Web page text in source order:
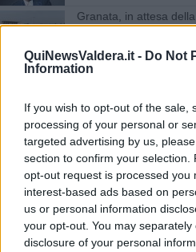
QuiNewsValdera.it - Do Not
Information
If you wish to opt-out of the sale,
processing of your personal or
targeted advertising by us,
section to confirm your selection.
opt-out request is processed you
interest-based ads based on
us or personal information
your opt-out. You may
disclosure of your personal
Granata, in attesa
Addio Piero, storico
Maxiemendamento al
6 Comuni
Muore storico
Il borgo si accende a
Artinsolite porta la